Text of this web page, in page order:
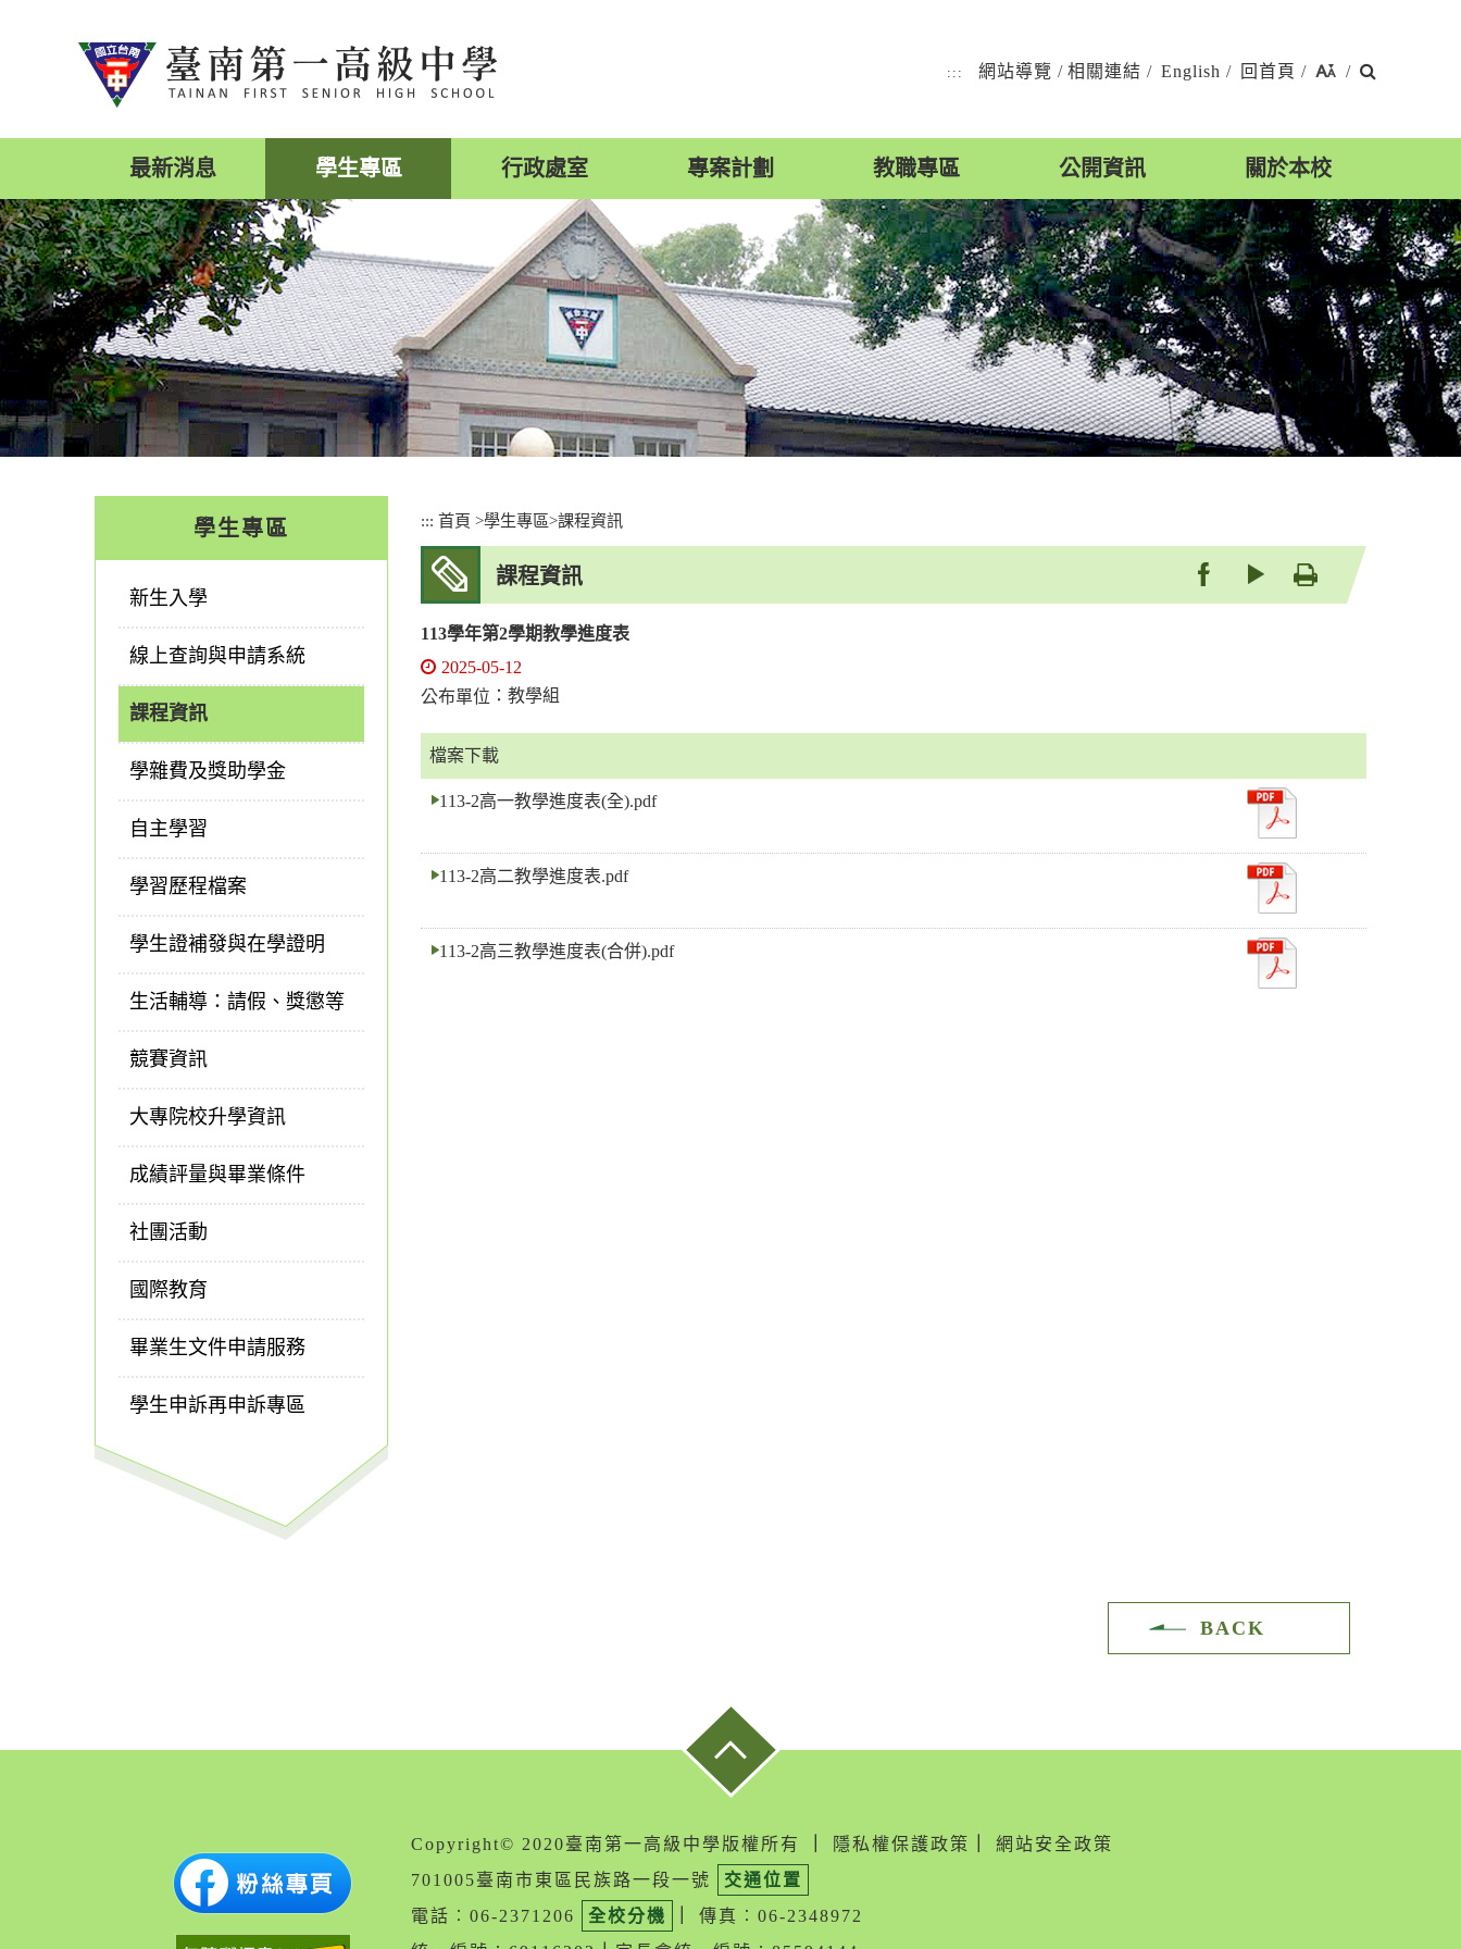
::: 網站導覽 / 相關連結 / English / 回首頁 / /
最新消息 學生專區 行政處室 專案計劃 教職專區 公開資訊 關於本校
:::
學生專區
新生入學
線上查詢與申請系統
課程資訊
學雜費及獎助學金
自主學習
學習歷程檔案
學生證補發與在學證明
生活輔導：請假、獎懲等
競賽資訊
大專院校升學資訊
成績評量與畢業條件
社團活動
國際教育
畢業生文件申請服務
學生申訴再申訴專區
::: 首頁 >學生專區>課程資訊
課程資訊
113學年第2學期教學進度表
2025-05-12
公布單位 ：教學組
檔案下載
113-2高一教學進度表(全).pdf
113-2高二教學進度表.pdf
113-2高三教學進度表(合併).pdf
BACK
Copyright© 2020臺南第一高級中學版權所有 隱私權保護政策
網站安全政策
701005臺南市東區民族路一段一號
交通位置
電話︰06-2371206
全校分機
傳真︰06-2348972